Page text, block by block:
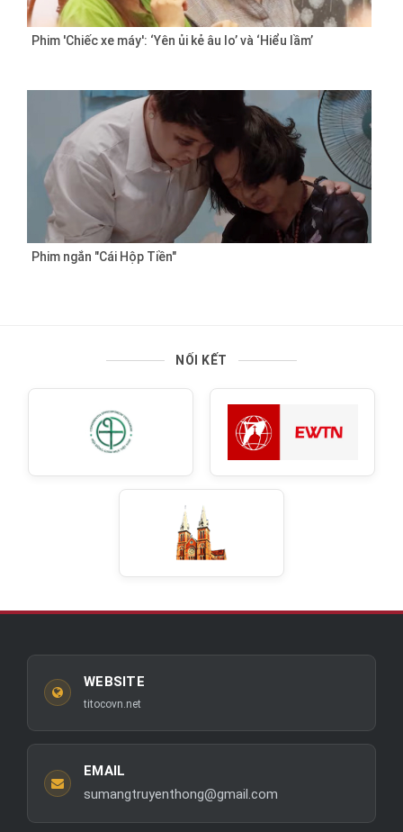
Phim 'Chiếc xe máy': ‘Yên ủi kẻ âu lo’ và ‘Hiểu lầm’
Phim ngắn "Cái Hộp Tiền"
NỐI KẾT
WEBSITE
titocovn.net
EMAIL
sumangtruyenthong@gmail.com